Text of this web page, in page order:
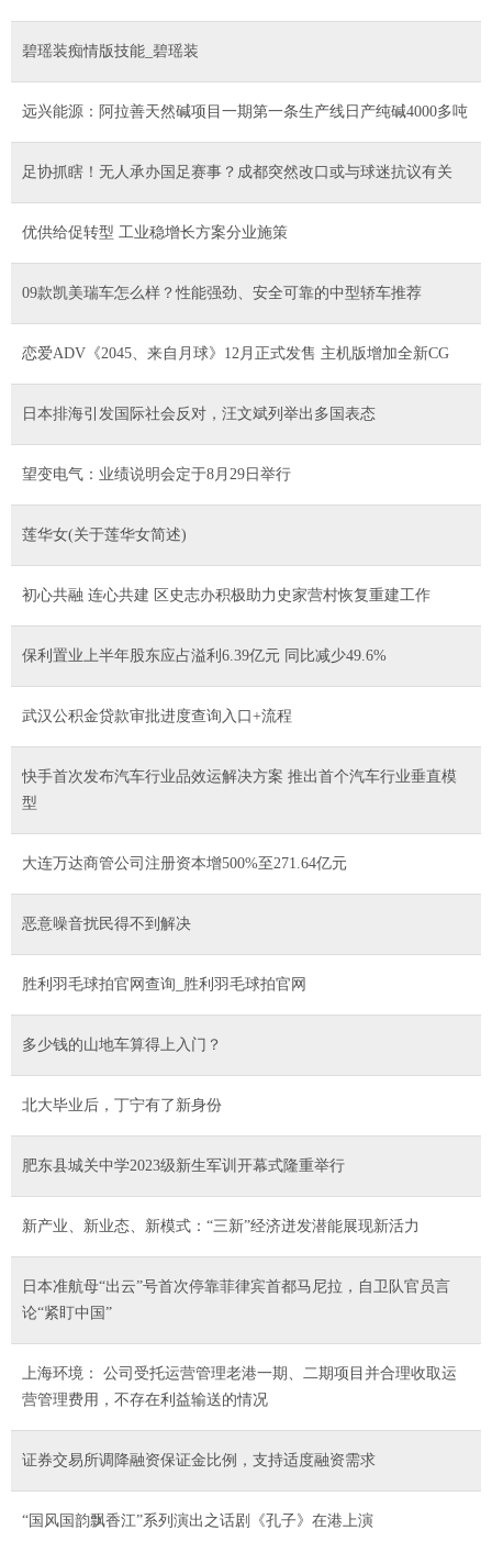
碧瑶装痴情版技能_碧瑶装
远兴能源：阿拉善天然碱项目一期第一条生产线日产纯碱4000多吨
足协抓瞎！无人承办国足赛事？成都突然改口或与球迷抗议有关
优供给促转型 工业稳增长方案分业施策
09款凯美瑞车怎么样？性能强劲、安全可靠的中型轿车推荐
恋爱ADV《2045、来自月球》12月正式发售 主机版增加全新CG
日本排海引发国际社会反对，汪文斌列举出多国表态
望变电气：业绩说明会定于8月29日举行
莲华女(关于莲华女简述)
初心共融 连心共建 区史志办积极助力史家营村恢复重建工作
保利置业上半年股东应占溢利6.39亿元 同比减少49.6%
武汉公积金贷款审批进度查询入口+流程
快手首次发布汽车行业品效运解决方案 推出首个汽车行业垂直模
型
大连万达商管公司注册资本增500%至271.64亿元
恶意噪音扰民得不到解决
胜利羽毛球拍官网查询_胜利羽毛球拍官网
多少钱的山地车算得上入门？
北大毕业后，丁宁有了新身份
肥东县城关中学2023级新生军训开幕式隆重举行
新产业、新业态、新模式：“三新”经济迸发潜能展现新活力
日本准航母“出云”号首次停靠菲律宾首都马尼拉，自卫队官员言
论“紧盯中国”
上海环境： 公司受托运营管理老港一期、二期项目并合理收取运
营管理费用，不存在利益输送的情况
证券交易所调降融资保证金比例，支持适度融资需求
“国风国韵飘香江”系列演出之话剧《孔子》在港上演